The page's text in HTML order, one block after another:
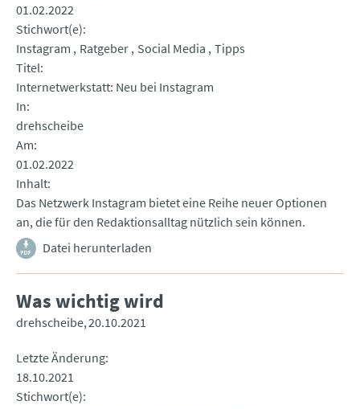
01.02.2022
Stichwort(e)
Instagram
Ratgeber Social Media Tipps
Titel
Internetwerkstatt: Neu bei Instagram
In
drehscheibe
Am
01.02.2022
Inhalt
Das Netzwerk Instagram bietet eine Reihe neuer Optionen
an, die für den Redaktionsalltag nützlich sein können.
Datei herunterladen
Was wichtig wird
drehscheibe 20.10.2021
Letzte Änderung
18.10.2021
Stichwort(e)